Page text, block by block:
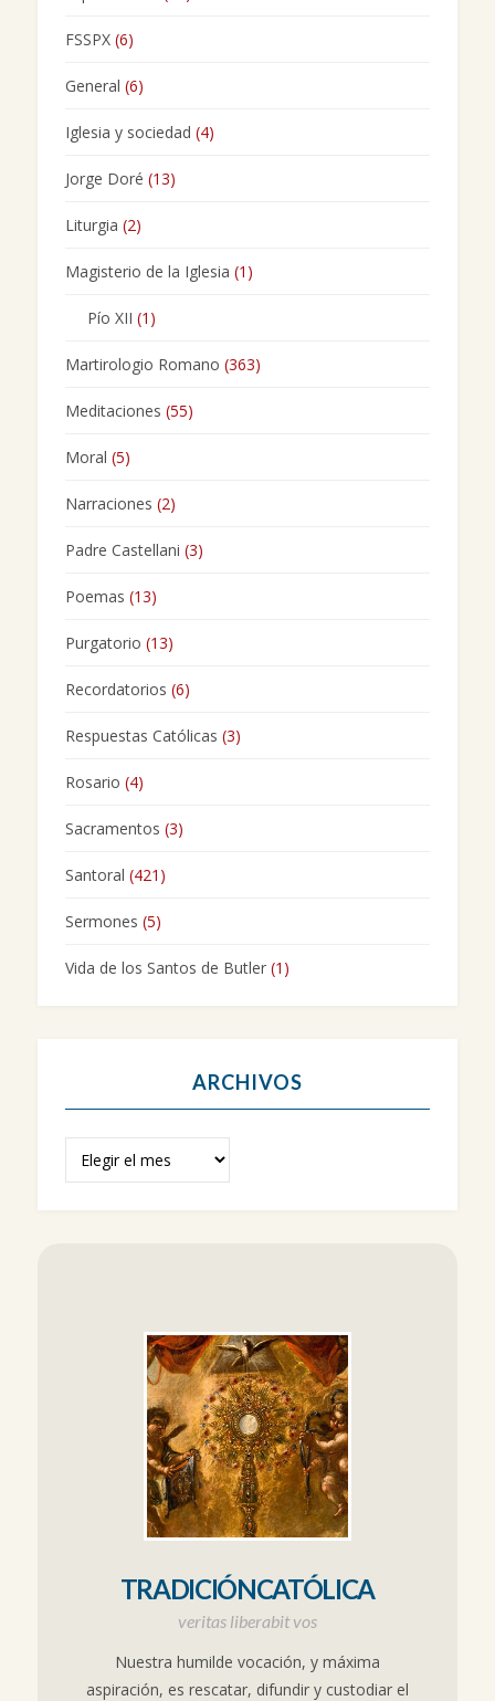
FSSPX(6)
General (6)
Iglesia y sociedad (4)
Jorge Doré (13)
Liturgia (2)
Magisterio de la Iglesia (1)
Pío XII (1)
Martirologio Romano (363)
Meditaciones (55)
Moral (5)
Narraciones (2)
Padre Castellani (3)
Poemas (13)
Purgatorio (13)
Recordatorios (6)
Respuestas Católicas (3)
Rosario (4)
Sacramentos (3)
Santoral (421)
Sermones (5)
Vida de los Santos de Butler(1)
ARCHIVOS
TRADICIÓNCATÓLICA
veritas liberabit vos
Nuestra humilde vocación, y máxima
aspiración, es rescatar, difundir y custodiar el